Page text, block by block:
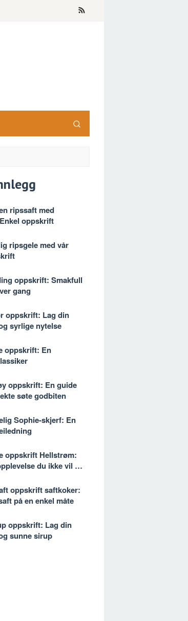
ripssaft med
oppskrift
ripsgele med vår
oppskrift: Smakfull
gang
oppskrift: Lag din
syrlige nytelse
oppskrift: En
oppskrift: En guide
søte godbiten
Sophie-skjerf: En
oppskrift Hellstrøm:
du ikke vil gå
oppskrift saftkoker:
på en enkel måte
oppskrift: Lag din
sunne sirup